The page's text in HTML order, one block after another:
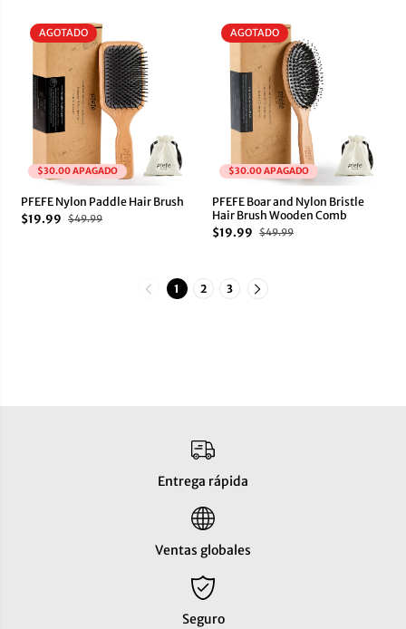
$30.00 APAGADO
AGOTADO
PFEFE Nylon Paddle Hair Brush
$19.99
$49.99
$30.00 APAGADO
AGOTADO
PFEFE Boar and Nylon Bristle
Hair Brush Wooden Comb
$19.99
$49.99
1 2 3
Entrega rápida
Ventas globales
Seguro